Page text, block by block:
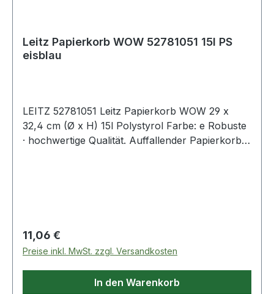
Leitz Papierkorb WOW 52781051 15l PS
eisblau
LEITZ 52781051 Leitz Papierkorb WOW 29 x
32,4 cm (Ø x H) 15l Polystyrol Farbe: e Robuste
· hochwertige Qualität. Auffallender Papierkorb
Arbeitsplatz den WOW-Effekt. Glatte
Innenoberflächer für optimale und einfache
Reinigung. Mit verstärktem Rand für sicheres
Anbringen von Müllsäcken. Für die
Aufbewahrung platzsparend ineinander
Regulärer Preis:
11,06 €
Preise inkl. MwSt. zzgl. Versandkosten
In den Warenkorb